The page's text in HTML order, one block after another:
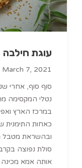
עוגת חילבה
March 7, 2021
סוף סוף, אחרי
נטלי המקסימה
במרכז הארץ
כאחות התימנית
ובהשראת מטבל
סולת נפוצה
אותה אמא